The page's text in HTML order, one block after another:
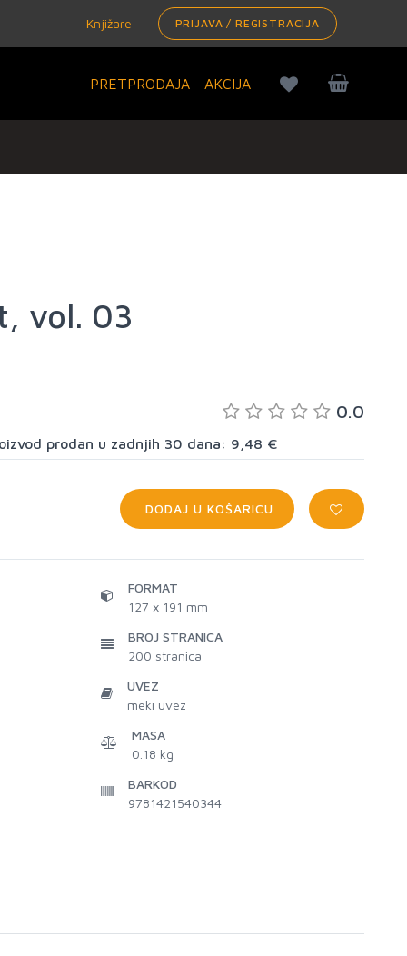
Knjižare PRIJAVA / REGISTRACIJA
PRETPRODAJA AKCIJA
vol. 03
0.0
prodan u zadnjih 30 dana: 9,48 €
DODAJ U KOŠARICU
FORMAT
127 x 191 mm
BROJ STRANICA
200 stranica
UVEZ
meki uvez
MASA
0.18 kg
BARKOD
9781421540344